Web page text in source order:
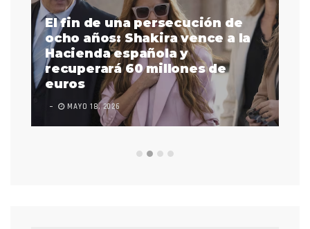
El fin de una persecución de
ocho años: Shakira vence a la
Hacienda española y
recuperará 60 millones de
euros
MAYO 18, 2026